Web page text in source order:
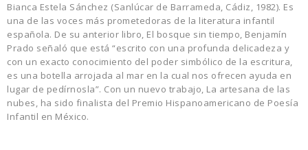
Bianca Estela Sánchez (Sanlúcar de Barrameda, Cádiz, 1982). Es
una de las voces más prometedoras de la literatura infantil
española. De su anterior libro, El bosque sin tiempo, Benjamín
Prado señaló que está “escrito con una profunda delicadeza y
con un exacto conocimiento del poder simbólico de la escritura,
es una botella arrojada al mar en la cual nos ofrecen ayuda en
lugar de pedírnosla”. Con un nuevo trabajo, La artesana de las
nubes, ha sido finalista del Premio Hispanoamericano de Poesía
Infantil en México.